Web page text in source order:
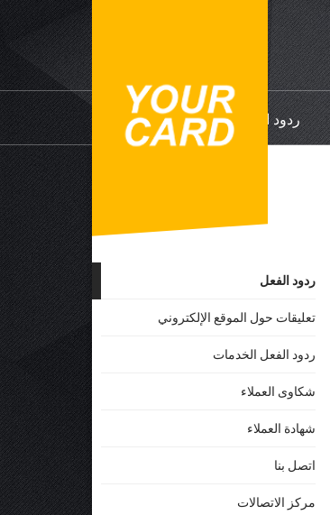
ردود الفعل
ردود الفعل
تعليقات حول الموقع الإلكتروني
ردود الفعل الخدمات
شكاوى العملاء
شهادة العملاء
اتصل بنا
مركز الاتصالات